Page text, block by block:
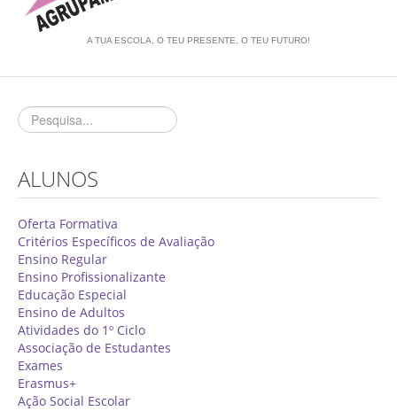
Notícias
Alunos
Matrículas
Critérios Específicos de Avaliação
Ensino Profissionalizante
Horários
Educação Especial
Ensino de Adultos
Atividades do 1º Ciclo
Clubes & Projetos
A TUA ESCOLA, O TEU PRESENTE, O TEU FUTURO!
ALUNOS
Oferta Formativa
Critérios Específicos de Avaliação
Ensino Regular
Ensino Profissionalizante
Educação Especial
Ensino de Adultos
Atividades do 1º Ciclo
Associação de Estudantes
Exames
Erasmus+
Ação Social Escolar